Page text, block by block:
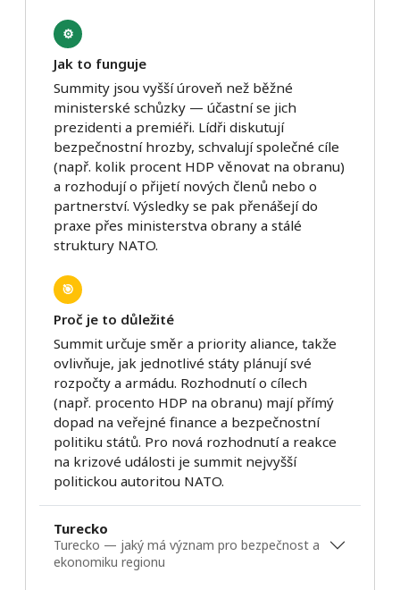
⚙️
Jak to funguje
Summity jsou vyšší úroveň než běžné
ministerské schůzky — účastní se jich
prezidenti a premiéři. Lídři diskutují
bezpečnostní hrozby, schvalují společné cíle
(např. kolik procent HDP věnovat na obranu)
a rozhodují o přijetí nových členů nebo o
partnerství. Výsledky se pak přenášejí do
praxe přes ministerstva obrany a stálé
struktury NATO.
🎯
Proč je to důležité
Summit určuje směr a priority aliance, takže
ovlivňuje, jak jednotlivé státy plánují své
rozpočty a armádu. Rozhodnutí o cílech
(např. procento HDP na obranu) mají přímý
dopad na veřejné finance a bezpečnostní
politiku států. Pro nová rozhodnutí a reakce
na krizové události je summit nejvyšší
politickou autoritou NATO.
Turecko
Turecko — jaký má význam pro bezpečnost a
ekonomiku regionu